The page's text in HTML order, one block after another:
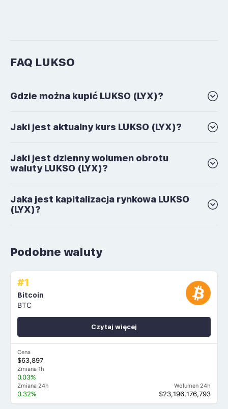
FAQ LUKSO
Gdzie można kupić LUKSO (LYX)?
Jaki jest aktualny kurs LUKSO (LYX)?
Jaki jest dzienny wolumen obrotu
waluty LUKSO (LYX)?
Jaka jest kapitalizacja rynkowa LUKSO
(LYX)?
Podobne waluty
#1
Bitcoin
BTC
Cena
$63,897
Zmiana 1h
0.03%
Zmiana 24h
0.32%
Wolumen 24h
$23,196,176,793
Czytaj więcej